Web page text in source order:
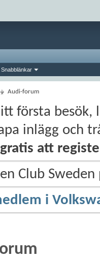
Snabblänkar
Audi-forum
första besök,
inlägg och
att
Club
i